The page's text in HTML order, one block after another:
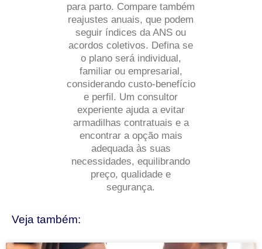
para parto. Compare também
reajustes anuais, que podem
seguir índices da ANS ou
acordos coletivos. Defina se
o plano será individual,
familiar ou empresarial,
considerando custo-benefício
e perfil. Um consultor
experiente ajuda a evitar
armadilhas contratuais e a
encontrar a opção mais
adequada às suas
necessidades, equilibrando
preço, qualidade e
segurança.
Veja também: